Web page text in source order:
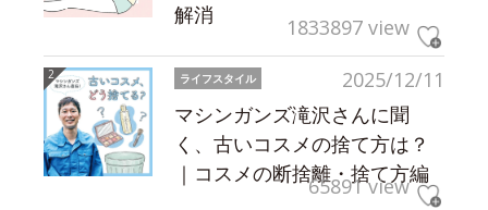
解消
1833897 view
2025/12/11
ライフスタイル
マシンガンズ滝沢さんに聞
く、古いコスメの捨て方は？
｜コスメの断捨離・捨て方編
65891 view